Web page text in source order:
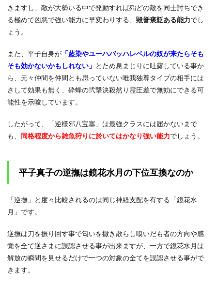
きますし、敵が大勢いる中で発動すれば殆どの敵を同士討ちでき
る極めて凶悪で強い能力に早変わりする、 毀誉褒貶ある能力でし
ょう。
また、平子自身が 「藍染やユーハバッハレベルの奴が来たらそも
そも効かないかもしれない」 とため息まじりに吐露している事か
ら、元々仲間を仲間とも思っていない唯我独尊タイプの相手には
さして効果も無く、砕蜂の弐撃決殺然り霊圧差で無効にできる可
能性を示唆しています。
したがって、「逆様邪八宝塞」は最強クラスには届かないまで
も、 同格程度から雑魚狩りに於いてはかなり強い能力でしょう。
平子真子の逆撫は鏡花水月の下位互換なのか
「逆撫」と度々比較されるのは同じ神経支配を有する「鏡花水
月」です。
逆撫は刀を振り回す事で匂いを撒き散らし嗅いだも者の方向や感
覚を全て逆さまに誤認させる事が出来ますが、一方で鏡花水月は
解放の瞬間を見せるだけで一つの対象の全てを誤認させる事がで
きます。